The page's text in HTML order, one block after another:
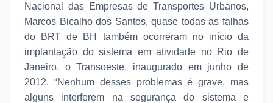
Nacional das Empresas de Transportes Urbanos,
Marcos Bicalho dos Santos, quase todas as falhas
do BRT de BH também ocorreram no início da
implantação do sistema em atividade no Rio de
Janeiro, o Transoeste, inaugurado em junho de
2012. “Nenhum desses problemas é grave, mas
alguns interferem na segurança do sistema e